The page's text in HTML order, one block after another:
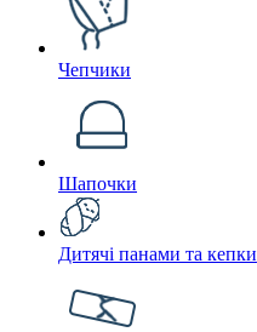
Чепчики
Шапочки
Дитячі панами та кепки